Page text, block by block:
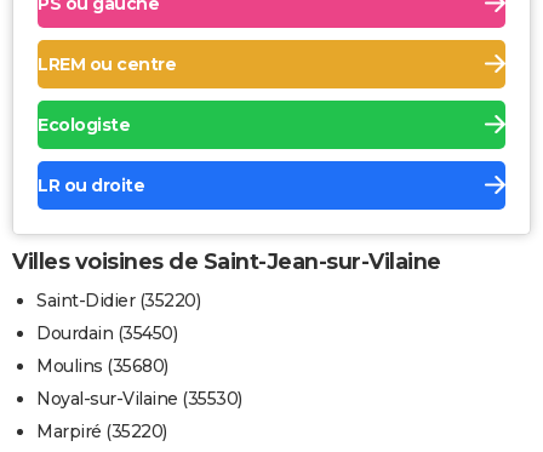
LREM ou centre
Ecologiste
LR ou droite
Villes voisines de Saint-Jean-sur-Vilaine
Saint-Didier (35220)
Dourdain (35450)
Moulins (35680)
Noyal-sur-Vilaine (35530)
Marpiré (35220)